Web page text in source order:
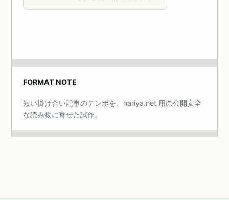
FORMAT NOTE
短い掛け合い記事のテンポを、nariya.net 用の公開安全
な読み物に寄せた試作。